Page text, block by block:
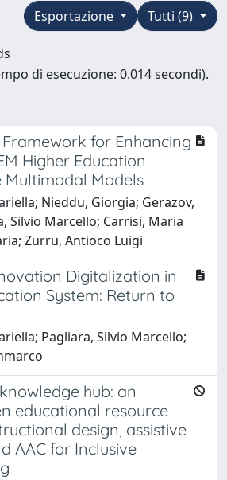
Tutti (9)
Esportazione
di esecuzione: 0.014 secondi).
for Enhancing
Higher Education
Multimodal Models
Nieddu, Giorgia; Gerazov,
Silvio Marcello; Carrisi, Maria
Zurru, Antioco Luigi
Digitalization in
System: Return to
Pagliara, Silvio Marcello;
hub: an
educational resource
design, assistive
AAC for Inclusive